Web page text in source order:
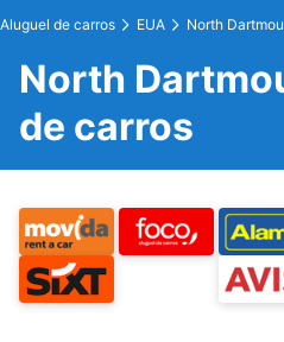
Aluguel de carros EUA North
North
de carros